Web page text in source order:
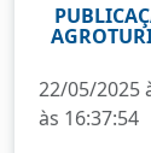
22/05/2025
às 16:37:54